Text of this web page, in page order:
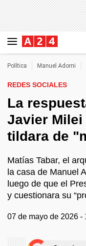
Política Manuel Adorni
REDES SOCIALES
La
Javier Milei
tildara de
Matías Tabar, el
la casa de Manuel
luego de que el
y cuestionara su
07 de mayo de 2026 -